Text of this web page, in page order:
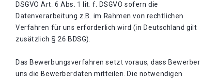
DSGVO Art. 6 Abs. 1 lit. f. DSGVO sofern die
Datenverarbeitung z.B. im Rahmen von rechtlichen
Verfahren für uns erforderlich wird (in Deutschland gilt
zusätzlich § 26 BDSG).
Das Bewerbungsverfahren setzt voraus, dass Bewerber
uns die Bewerberdaten mitteilen. Die notwendigen